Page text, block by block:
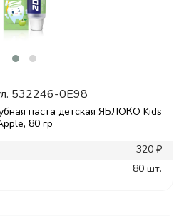
532246-0E98
паста детская ЯБЛОКО Kids
80 гр
320 ₽
80 шт.